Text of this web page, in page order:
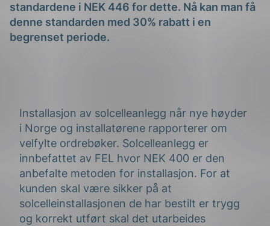
standardene i NEK 446 for dette. Nå kan man få
denne standarden med 30% rabatt i en
begrenset periode.
Installasjon av solcelleanlegg når nye høyder
i Norge og installatørene rapporterer om
velfylte ordrebøker. Solcelleanlegg er
innbefattet av FEL hvor NEK 400 er den
anbefalte metoden for installasjon. For at
kunden skal være sikker på at
solcelleinstallasjonen de har bestilt er trygg
og korrekt utført skal det utarbeides